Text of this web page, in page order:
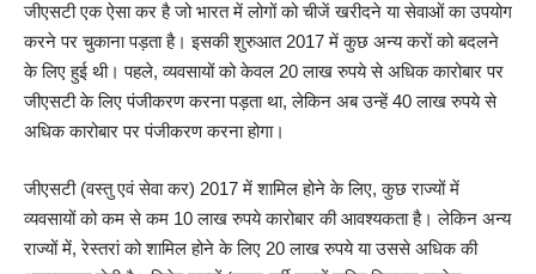
जीएसटी एक ऐसा कर है जो भारत में लोगों को चीजें खरीदने या सेवाओं का उपयोग
करने पर चुकाना पड़ता है। इसकी शुरुआत 2017 में कुछ अन्य करों को बदलने
के लिए हुई थी। पहले, व्यवसायों को केवल 20 लाख रुपये से अधिक कारोबार पर
जीएसटी के लिए पंजीकरण करना पड़ता था, लेकिन अब उन्हें 40 लाख रुपये से
अधिक कारोबार पर पंजीकरण करना होगा।
जीएसटी (वस्तु एवं सेवा कर) 2017 में शामिल होने के लिए, कुछ राज्यों में
व्यवसायों को कम से कम 10 लाख रुपये कारोबार की आवश्यकता है। लेकिन अन्य
राज्यों में, रेस्तरां को शामिल होने के लिए 20 लाख रुपये या उससे अधिक की